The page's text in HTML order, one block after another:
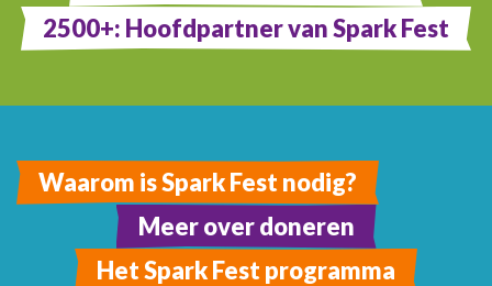
2500+: Hoofdpartner van Spark Fest
Waarom is Spark Fest nodig?
Meer over doneren
Het Spark Fest programma